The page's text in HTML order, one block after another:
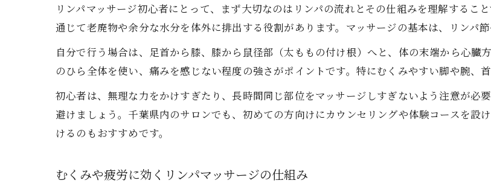
リンパマッサージと整体の違いを徹底比較
むくみと肩こりに効く施術の選び方ガイド
リンパマッサージで得られる効果と安心感
整体とリンパマッサージの適した使い分け
自分の症状に合うリンパマッサージの選択
自分に最適な施術を千葉県で見つけるポイント
リンパマッサージの施術環境とプライベー
リンパマッサージ初心者にとって、まず大切なのはリンパの流れとその仕組みを理解するこ
通じて老廃物や余分な水分を体外に排出する役割があります。マッサージの基本は、リンパ
自分で行う場合は、足首から膝、膝から鼠径部（太ももの付け根）へと、体の末端から心臓
のひら全体を使い、痛みを感じない程度の強さがポイントです。特にむくみやすい脚や腕、
初心者は、無理な力をかけすぎたり、長時間同じ部位をマッサージしすぎないよう注意が必
避けましょう。千葉県内のサロンでも、初めての方向けにカウンセリングや体験コースを設
けるのもおすすめです。
むくみや疲労に効くリンパマッサージの仕組み